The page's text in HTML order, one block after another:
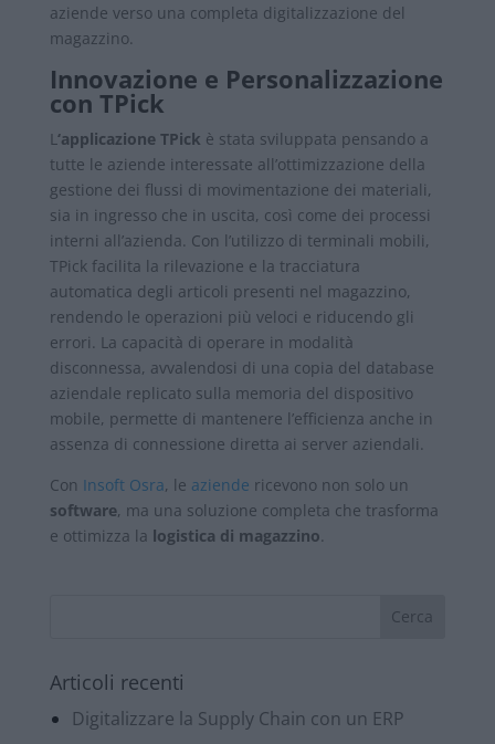
aziende verso una completa digitalizzazione del
magazzino.
Innovazione e Personalizzazione
con TPick
L ‘applicazione TPick è stata sviluppata pensando a
tutte le aziende interessate all’ottimizzazione della
gestione dei flussi di movimentazione dei materiali,
sia in ingresso che in uscita, così come dei processi
interni all’azienda. Con l’utilizzo di terminali mobili,
TPick facilita la rilevazione e la tracciatura
automatica degli articoli presenti nel magazzino,
rendendo le operazioni più veloci e riducendo gli
errori. La capacità di operare in modalità
disconnessa, avvalendosi di una copia del database
aziendale replicato sulla memoria del dispositivo
mobile, permette di mantenere l’efficienza anche in
assenza di connessione diretta ai server aziendali.
Con Insoft Osra, le aziende ricevono non solo un
software, ma una soluzione completa che trasforma
e ottimizza la logistica di magazzino
Articoli recenti
Digitalizzare la Supply Chain con un ERP